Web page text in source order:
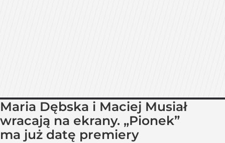
Maria Dębska i Maciej Musiał
wracają na ekrany. „Pionek”
ma już datę premiery